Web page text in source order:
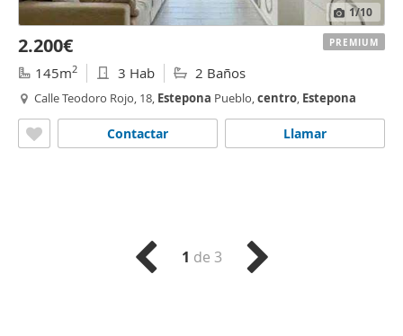
1/10
2.200€
145m2 3 Hab 2 Baños
Calle Teodoro Rojo, 18, Estepona Pueblo,centro, Estepona
Llamar
Contactar
PREMIUM
1 de 3